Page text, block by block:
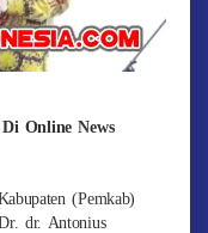
Online News
(Pemkab)
dr. Antonius